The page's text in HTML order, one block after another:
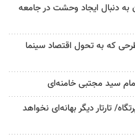
دنبال ایجاد وحشت در جامعه
که به تحول اقتصاد سینما
سید مجتبی خامنه‌ای
تارتار دیگر بهانه‌ای نخواهد